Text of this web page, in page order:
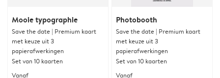
Mooie typographie
Save the date | Premium kaart
met keuze uit 3
papierafwerkingen
Set van 10 kaarten
Vanaf
Photobooth
Save the date | Premium kaart
met keuze uit 3
papierafwerkingen
Set van 10 kaarten
Vanaf